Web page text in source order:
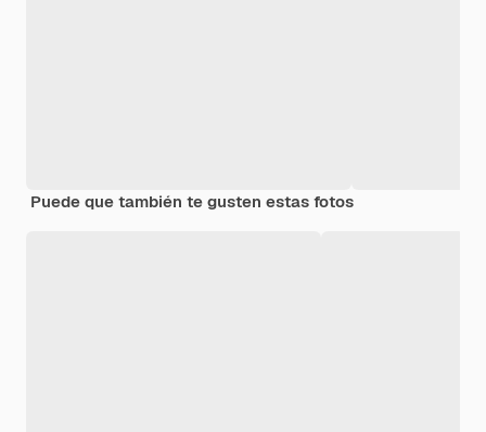
Puede que también te gusten estas fotos